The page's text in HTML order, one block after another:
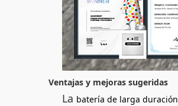
Ventajas y mejoras sugeridas
La batería de larga duración